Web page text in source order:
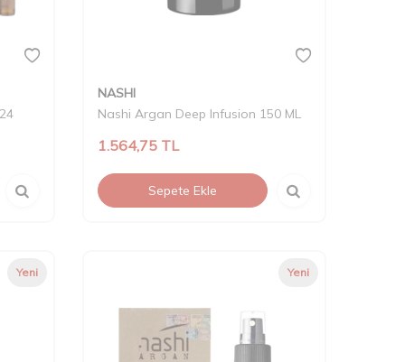
NASHI
Nashi Argan Deep Infusion 150 ML
1.564,75TL
Sepete Ekle
Yeni Yeni